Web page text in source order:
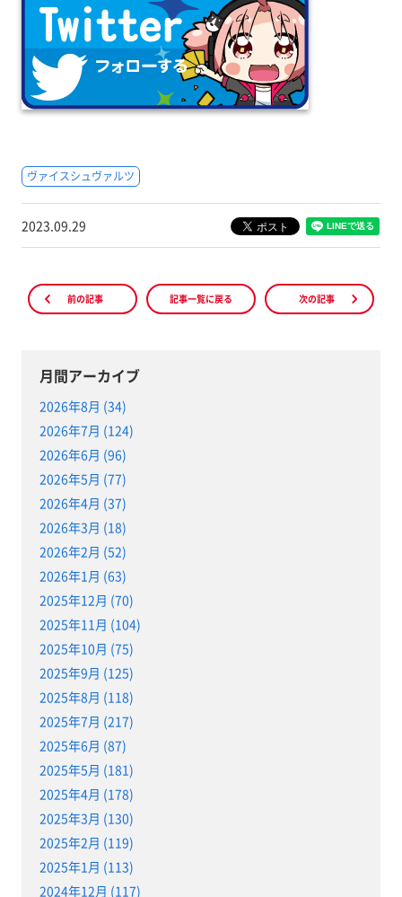
ヴァイスシュヴァルツ
2023.09.29
前の記事 記事一覧に戻る 次の記事
月間アーカイブ
2026年8月 (34)
2026年7月 (124)
2026年6月 (96)
2026年5月 (77)
2026年4月 (37)
2026年3月 (18)
2026年2月 (52)
2026年1月 (63)
2025年12月 (70)
2025年11月 (104)
2025年10月 (75)
2025年9月 (125)
2025年8月 (118)
2025年7月 (217)
2025年6月 (87)
2025年5月 (181)
2025年4月 (178)
2025年3月 (130)
2025年2月 (119)
2025年1月 (113)
2024年12月 (117)